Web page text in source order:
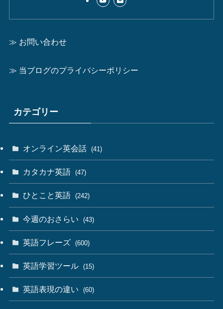
≫ お問い合わせ
≫ 当ブログのプライバシーポリシー
カテゴリー
オンライン英会話 (41)
カタカナ英語 (47)
ひとこと英語 (242)
今週のおさらい (43)
英語フレーズ (600)
英語学習ツール (15)
英語表現の違い (60)